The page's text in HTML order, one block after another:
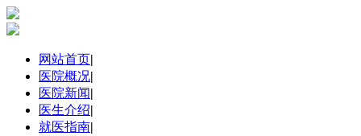
网站首页|
医院概况|
医院新闻|
医生介绍|
就医指南|